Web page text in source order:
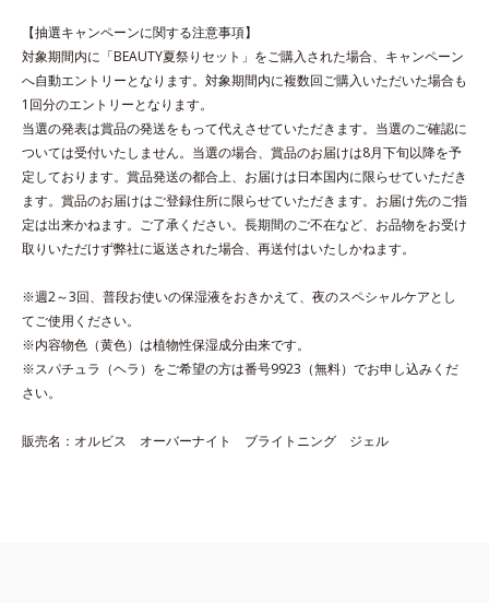
え、シミ・ソバカスを防ぐ美白有効成分を組み合わせた複合成分
*4 グリチルリチン酸2K
各商品の詳しい情報は商品ページをご覧ください。
・BEAUTY夏祭りは、こちら
ー
●トラネキサム酸-SG※1：明るく澄んだ肌を目指す保湿成分と、メ
ラニンの生成を抑え、シミそばかすを防ぐ美白有効成分を組み合わ
せた複合成分
る保湿成分
【抽選キャンペーンに関する注意事項】
対象期間内に「BEAUTY夏祭りセット」をご購入された場合、キャンペーン
へ自動エントリーとなります。対象期間内に複数回ご購入いただいた場合も
1回分のエントリーとなります。
当選の発表は賞品の発送をもって代えさせていただきます。当選のご確認に
ついては受付いたしません。当選の場合、賞品のお届けは8月下旬以降を予
定しております。賞品発送の都合上、お届けは日本国内に限らせていただき
ます。賞品のお届けはご登録住所に限らせていただきます。お届け先のご指
定は出来かねます。ご了承ください。長期間のご不在など、お品物をお受け
取りいただけず弊社に返送された場合、再送付はいたしかねます。
※週2～3回、普段お使いの保湿液をおきかえて、夜のスペシャルケアとし
てご使用ください。
※内容物色（黄色）は植物性保湿成分由来です。
※スパチュラ（ヘラ）をご希望の方は番号9923（無料）でお申し込みくだ
さい。
販売名：オルビス オーバーナイト ブライトニング ジェル